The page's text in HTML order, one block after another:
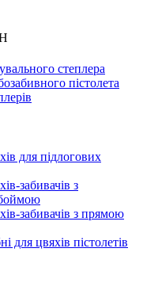
степлера
пістолета
для підлогових
забивачів з
забивачів з прямою
для цвяхів пістолетів